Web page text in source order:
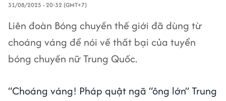
31/08/2025 - 20:32 (GMT+7)
Liên đoàn Bóng chuyền thế giới đã dùng từ
choáng váng để nói về thất bại của tuyển
bóng chuyền nữ Trung Quốc.
“Choáng váng! Pháp quật ngã “ông lớn” Trung